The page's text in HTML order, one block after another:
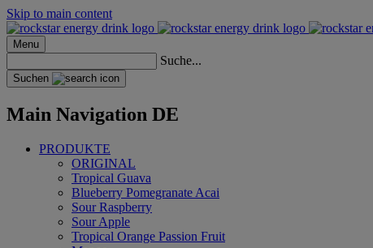
Skip to main content
Menu
Suche...
Suchen
Main Navigation DE
PRODUKTE
ORIGINAL
Tropical Guava
Blueberry Pomegranate Acai
Sour Raspberry
Sour Apple
Tropical Orange Passion Fruit